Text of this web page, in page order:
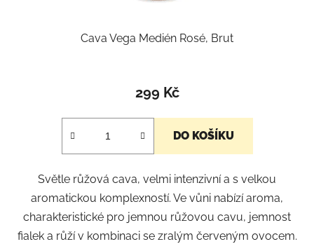
Cava Vega Medién Rosé, Brut
299 Kč
DO KOŠÍKU
Světle růžová cava, velmi intenzivní a s velkou
aromatickou komplexností. Ve vůni nabízí aroma,
charakteristické pro jemnou růžovou cavu, jemnost
fialek a růží v kombinaci se zralým červeným ovocem.